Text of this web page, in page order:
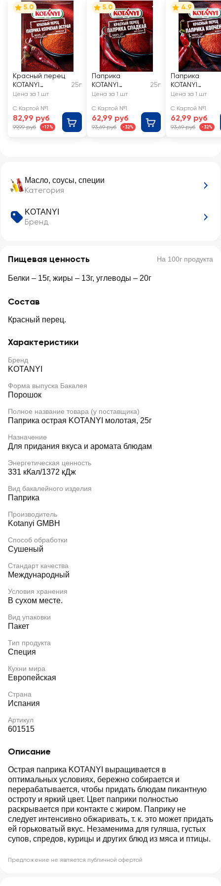
Масло, соусы, специи
Категория
KOTANYI
Бренд
Пищевая ценность На 100г продукта
Белки – 15г, жиры – 13г, углеводы – 20г
Состав
Красный перец.
Характеристики
Бренд
KOTANYI
Форма выпуска Бакалея
Порошок
Полное название товара (у поставщика)
Паприка острая KOTANYI молотая, 25г
Назначение
Для придания вкуса и аромата блюдам
Энергетическая ценность
331 кКал/1372 кДж
Вид бакалейного изделия
Паприка
Производитель
Kotanyi GMBH
Способ обработки
Сушеный
Стандарт качества
Международный
Условия хранения
В сухом месте.
Вид упаковки
Пакет
Тип продукта
Специя
Кухни мира
Европейская
Страна
Испания
Артикул
601515
Описание
Острая паприка KOTANYI выращивается в
оптимальных условиях, бережно собирается и
перерабатывается, чтобы придать блюдам пикантную
остроту и яркий цвет. Цвет паприки полностью
раскрывается при контакте с жиром. Паприку не
следует интенсивно обжаривать, т. к. это может придать
ей горьковатый вкус. Незаменима для гуляша, густых
супов, спредов, курицы и других блюд из мяса и птицы.
Предложение не является публичной офертой
5.0
Красный перец
KOTANYI
Паприка
острая
25г
Цена за 1 шт
С Картой №1
82,99 руб
99,99 руб -17%
5.0
Паприка
KOTANYI
красная
25г
Цена за 1 шт
С Картой №1
62,99 руб
93,69 руб -32%
4.9
Паприка
KOTANYI
копченая
Цена за 1 шт
С Картой №1
62,99 руб
93,69 руб -32%